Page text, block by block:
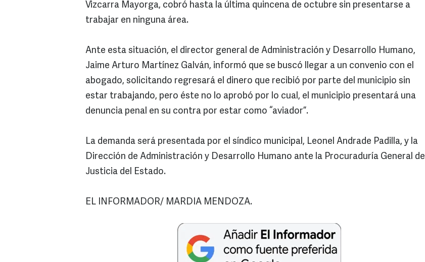
Vizcarra Mayorga, cobró hasta la última quincena de octubre sin presentarse a
trabajar en ninguna área.
Ante esta situación, el director general de Administración y Desarrollo Humano,
Jaime Arturo Martínez Galván, informó que se buscó llegar a un convenio con el
abogado, solicitando regresará el dinero que recibió por parte del municipio sin
estar trabajando, pero éste no lo aprobó por lo cual, el municipio presentará una
denuncia penal en su contra por estar como “aviador”.
La demanda será presentada por el síndico municipal, Leonel Andrade Padilla, y la
Dirección de Administración y Desarrollo Humano ante la Procuraduría General de
Justicia del Estado.
EL INFORMADOR/ MARDIA MENDOZA.